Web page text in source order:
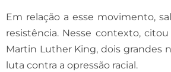
Em relação a esse movimento,
resistência. Nesse contexto,
Martin Luther King, dois grandes
luta contra a opressão racial.